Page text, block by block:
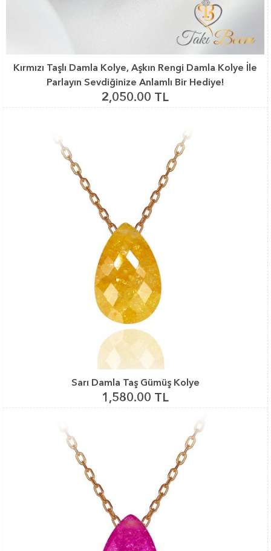
Kırmızı Taşlı Damla Kolye, Aşkın Rengi Damla Kolye İle
Parlayın Sevdiğinize Anlamlı Bir Hediye!
2,050.00 TL
Sarı Damla Taş Gümüş Kolye
1,580.00 TL